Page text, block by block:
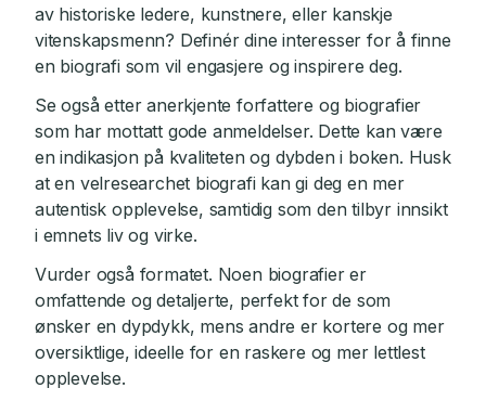
av historiske ledere, kunstnere, eller kanskje
vitenskapsmenn? Definér dine interesser for å finne
en biografi som vil engasjere og inspirere deg.
Se også etter anerkjente forfattere og biografier
som har mottatt gode anmeldelser. Dette kan være
en indikasjon på kvaliteten og dybden i boken. Husk
at en velresearchet biografi kan gi deg en mer
autentisk opplevelse, samtidig som den tilbyr innsikt
i emnets liv og virke.
Vurder også formatet. Noen biografier er
omfattende og detaljerte, perfekt for de som
ønsker en dypdykk, mens andre er kortere og mer
oversiktlige, ideelle for en raskere og mer lettlest
opplevelse.